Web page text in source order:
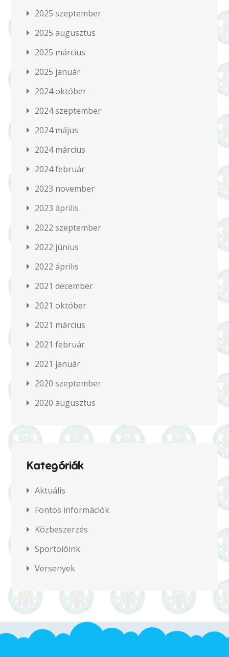
2025 szeptember
2025 augusztus
2025 március
2025 január
2024 október
2024 szeptember
2024 május
2024 március
2024 február
2023 november
2023 április
2022 szeptember
2022 június
2022 április
2021 december
2021 október
2021 március
2021 február
2021 január
2020 szeptember
2020 augusztus
Kategóriák
Aktuális
Fontos információk
Közbeszerzés
Sportolóink
Versenyek